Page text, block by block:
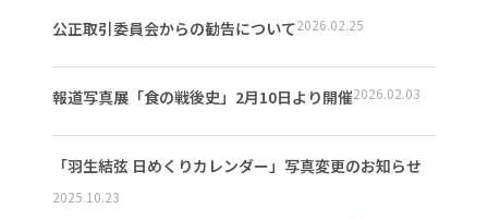
公正取引委員会からの勧告について2026.02.25
報道写真展「食の戦後史」2月10日より開催2026.02.03
「羽生結弦 日めくりカレンダー」写真変更のお知らせ
2025.10.23